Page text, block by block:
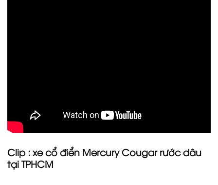
Clip : xe cổ điển Mercury Cougar rước dâu
tại TPHCM